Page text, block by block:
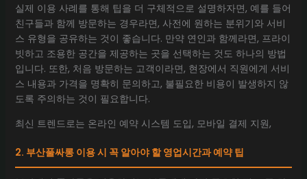
실제 이용 사례를 통해 팁을 더 구체적으로 설명하자면, 예를 들어
친구들과 함께 방문하는 경우라면, 사전에 원하는 분위기와 서비
스 유형을 공유하는 것이 좋습니다. 만약 연인과 함께라면, 프라이
빗하고 조용한 공간을 제공하는 곳을 선택하는 것도 하나의 방법
입니다. 또한, 처음 방문하는 고객이라면, 현장에서 직원에게 서비
스 내용과 가격을 명확히 문의하고, 불필요한 비용이 발생하지 않
도록 주의하는 것이 필요합니다.
최신 트렌드로는 온라인 예약 시스템 도입, 모바일 결제 지원,
2. 부산풀싸롱 이용 시 꼭 알아야 할 영업시간과 예약 팁